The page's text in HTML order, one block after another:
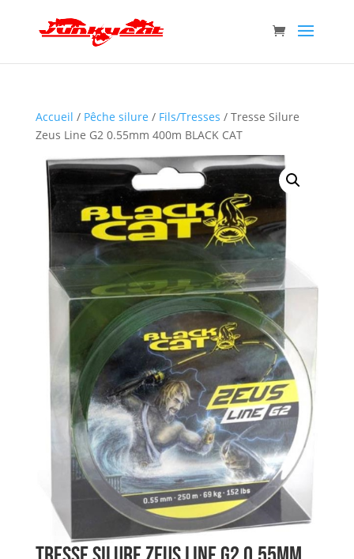
Accueil / Pêche silure / Fils/Tresses / Tresse Silure
Zeus Line G2 0.55mm 400m BLACK CAT